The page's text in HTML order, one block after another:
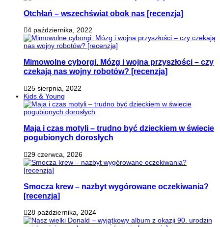
Otchłań – wszechświat obok nas [recenzja]
4 października, 2022
Mimowolne cyborgi. Mózg i wojna przyszłości – czy
czekają nas wojny robotów? [recenzja]
25 sierpnia, 2022
Kids & Young
Maja i czas motyli – trudno być dzieckiem w świecie
pogubionych dorosłych
29 czerwca, 2026
Smocza krew – nazbyt wygórowane oczekiwania?
[recenzja]
28 października, 2024